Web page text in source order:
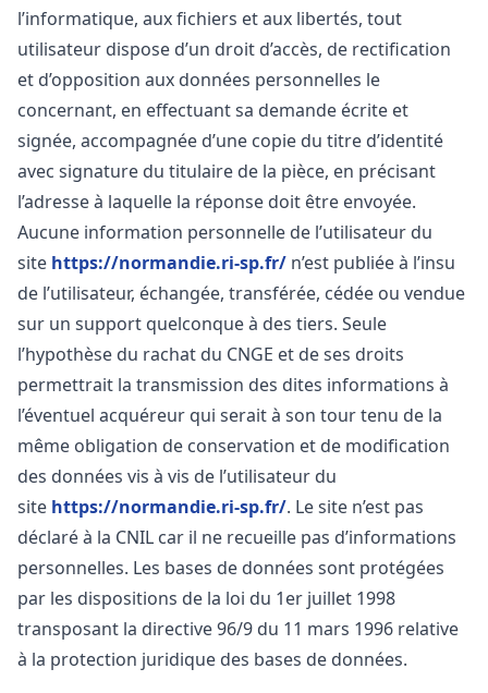
l’informatique, aux fichiers et aux libertés, tout
utilisateur dispose d’un droit d’accès, de rectification
et d’opposition aux données personnelles le
concernant, en effectuant sa demande écrite et
signée, accompagnée d’une copie du titre d’identité
avec signature du titulaire de la pièce, en précisant
l’adresse à laquelle la réponse doit être envoyée.
Aucune information personnelle de l’utilisateur du
site https://normandie.ri-sp.fr/ n’est publiée à l’insu
de l’utilisateur, échangée, transférée, cédée ou vendue
sur un support quelconque à des tiers. Seule
l’hypothèse du rachat du CNGE et de ses droits
permettrait la transmission des dites informations à
l’éventuel acquéreur qui serait à son tour tenu de la
même obligation de conservation et de modification
des données vis à vis de l’utilisateur du
site https://normandie.ri-sp.fr/. Le site n’est pas
déclaré à la CNIL car il ne recueille pas d’informations
personnelles. Les bases de données sont protégées
par les dispositions de la loi du 1er juillet 1998
transposant la directive 96/9 du 11 mars 1996 relative
à la protection juridique des bases de données.